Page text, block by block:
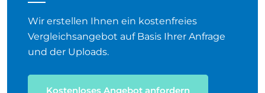
Wir erstellen Ihnen ein kostenfreies
Vergleichsangebot auf Basis Ihrer Anfrage
und der Uploads.
Kostenloses Angebot anfordern